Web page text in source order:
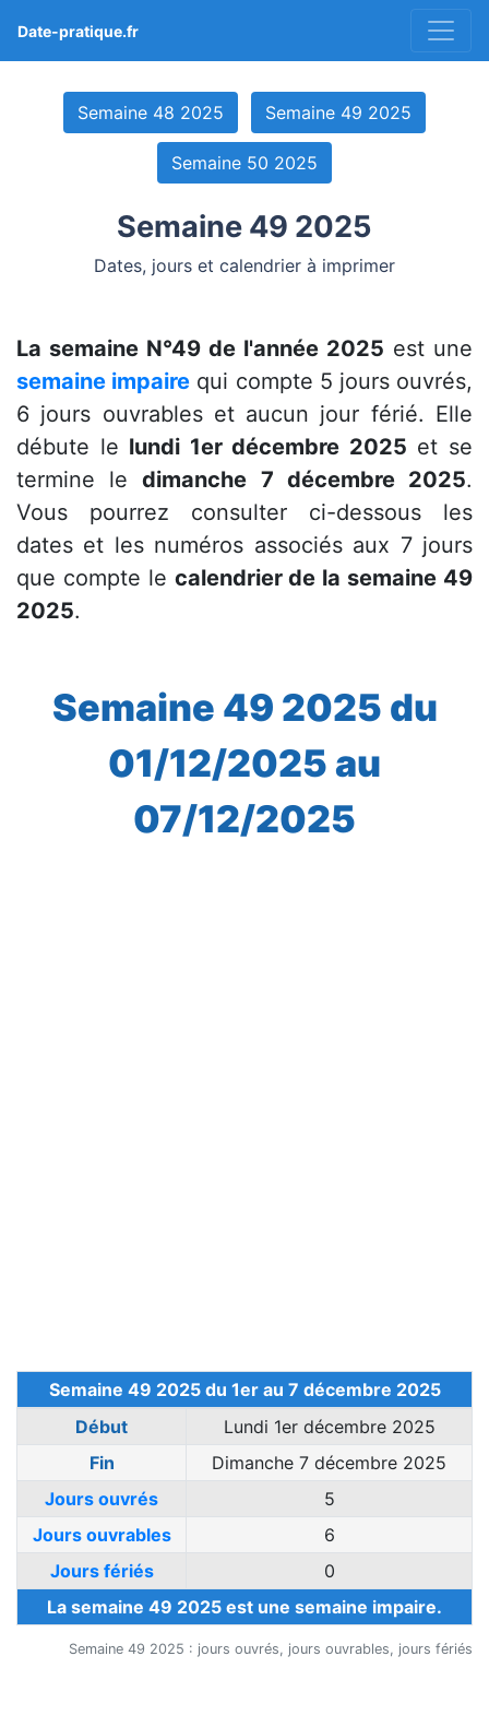
Date-pratique.fr
Semaine 48 2025 Semaine 49 2025
Semaine 50 2025
Semaine 49 2025
Dates, jours et calendrier à imprimer
La semaine N°49 de l'année 2025 est une
semaine impaire qui compte 5 jours ouvrés,
6 jours ouvrables et aucun jour férié. Elle
débute le lundi 1er décembre 2025 et se
termine ledimanche 7 décembre 2025.
Vous pourrez consulter ci-dessous les
dates et les numéros associés aux 7 jours
que compte le calendrier de la semaine 49
2025.
Semaine 49 2025 du
01/12/2025 au
07/12/2025
Semaine 49 2025 : jours ouvrés, jours ouvrables, jours fériés
Semaine 49 2025 du 1er au 7 décembre 2025
Début
Lundi 1er décembre 2025
Fin
Dimanche 7 décembre 2025
Jours ouvrés
5
Jours ouvrables
6
Jours fériés
0
La semaine 49 2025 est une semaine impaire.